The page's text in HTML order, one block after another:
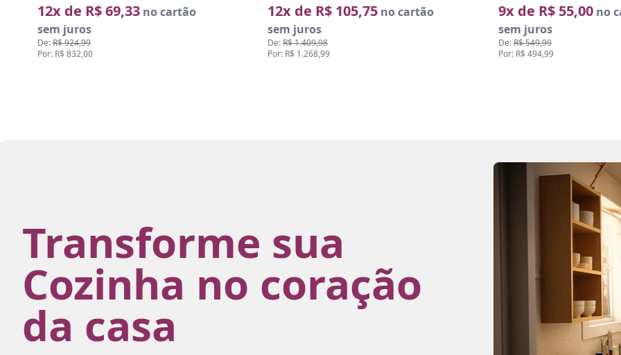
12x de R$ 105,75no cartão
sem juros
De:R$ 1.409,98
Por: R$ 1.268,99
9x de R$ 55,00no cartão
sem juros
De:R$ 549,99
Por: R$ 494,99
6x de R$ 51,00no
sem juros
De:R$ 339,99
Por: R$ 305,99
Transforme sua
Cozinha no coração
da casa